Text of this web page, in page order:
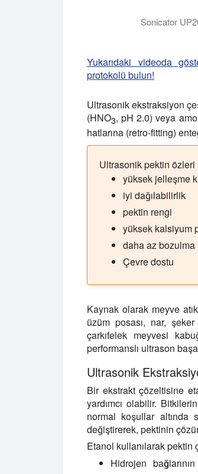
Sonicator
Bu videoda, prob tipi
Yukarıdaki videoda
protokolü bulun!
Ultrasonik ekstraksiyon
(HNO3, pH 2.0) veya
hatlarına (retro-fitting)
Ultrasonik pektin
yüksek jelleşme
iyi dağılabilirlik
pektin rengi
yüksek kalsiyum
daha az bozulma
Çevre dostu
Kaynak olarak meyve
üzüm posası, nar,
çarkıfelek meyvesi
performanslı ultrason
Ultrasonik
Bir ekstrakt çözeltisine
yardımcı olabilir.
normal koşullar altında
değiştirerek, pektinin
Etanol kullanılarak pektin
Hidrojen